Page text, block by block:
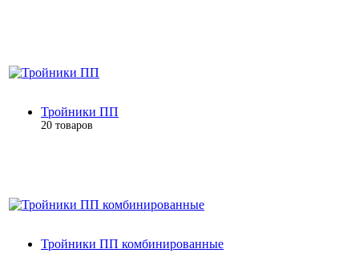
Тройники ПП
20 товаров
Тройники ПП комбинированные